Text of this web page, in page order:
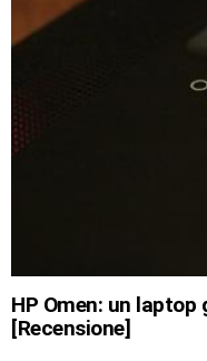
HP Omen: un
[Recensione]